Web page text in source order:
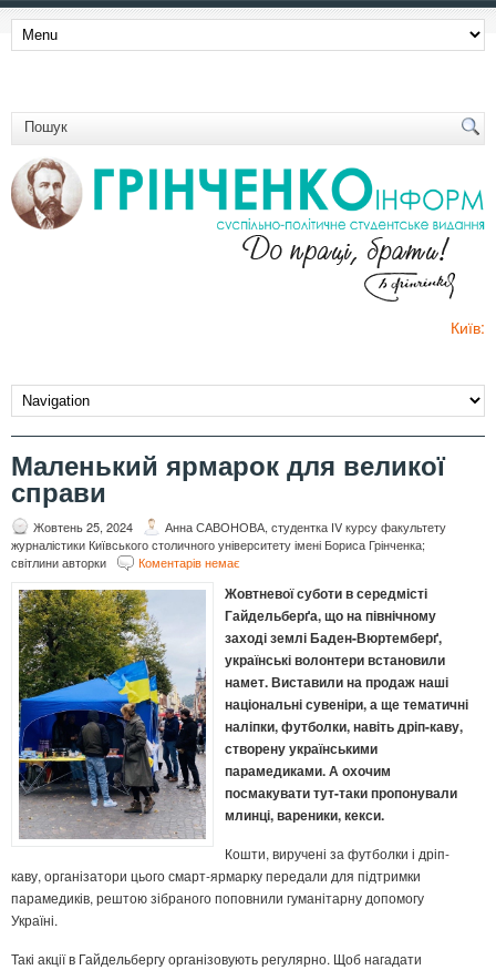
Київ:
Маленький ярмарок для великої
справи
Жовтень 25, 2024
Анна САВОНОВА, студентка ІV курсу факультету
журналістики Київського столичного університету імені Бориса Грінченка;
світлини авторки
Коментарів немає
Жовтневої суботи в середмісті
Гайдельберґа, що на північному
заході землі Баден-Вюртемберґ,
українські волонтери встановили
намет. Виставили на продаж наші
національні сувеніри, а ще тематичні
наліпки, футболки, навіть дріп-каву,
створену українськими
парамедиками. А охочим
посмакувати тут-таки пропонували
млинці, вареники, кекси.
Кошти, виручені за футболки і дріп-
каву, організатори цього смарт-ярмарку передали для підтримки
парамедиків, рештою зібраного поповнили гуманітарну допомогу
Україні.
Такі акції в Гайдельбергу організовують регулярно. Щоб нагадати